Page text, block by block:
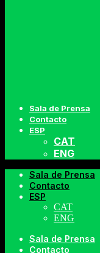
Sala de Prensa
Contacto
ESP
CAT
ENG
Sala de Prensa
Contacto
ESP
CAT
ENG
Sala de Prensa
Contacto